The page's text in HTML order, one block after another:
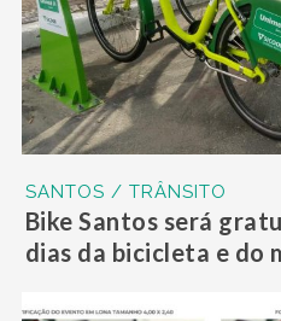
SANTOS / TRÂNSITO
Bike Santos será
dias da bicicleta e do